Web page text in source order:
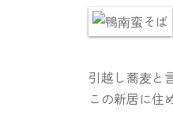
引越し蕎麦と
この新居に住